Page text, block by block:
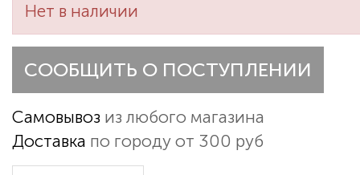
Нет в наличии
СООБЩИТЬ О ПОСТУПЛЕНИИ
Самовывоз из любого магазина
Доставка по городу от 300 руб